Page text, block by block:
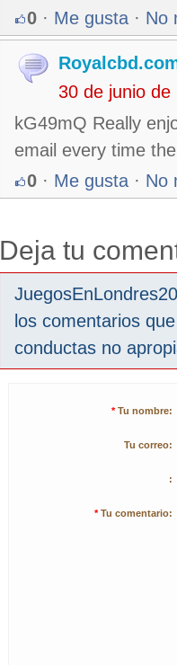
0 · Me gusta · No
30 de junio
kG49mQ Really
email every time
0 · Me gusta · No
Deja tu
los comentarios
conductas no
* Tu nombre:
Tu correo:
:
* Tu comentario: